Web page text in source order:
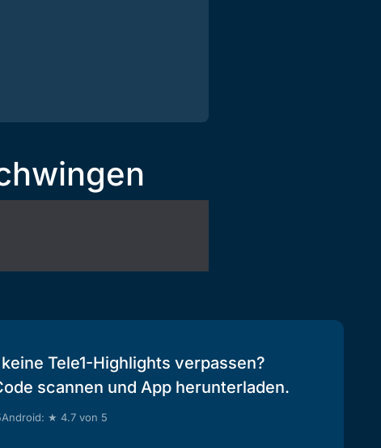
Tele1-Highlights verpassen?
scannen und App herunterladen.
Android: ★ 4.7 von 5